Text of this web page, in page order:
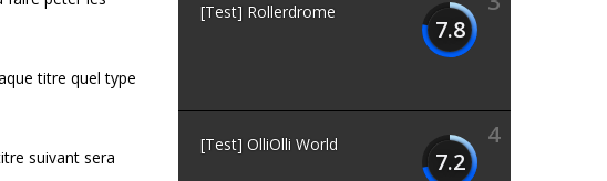
titre quel type
suivant sera
7.8
[Test] Rollerdrome
4
7.2
[Test] OlliOlli World